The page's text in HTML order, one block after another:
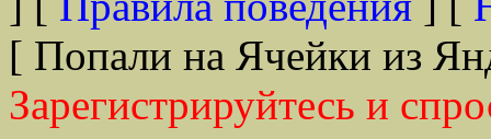
[ Попали на Ячейки из
Зарегистрируйтесь и